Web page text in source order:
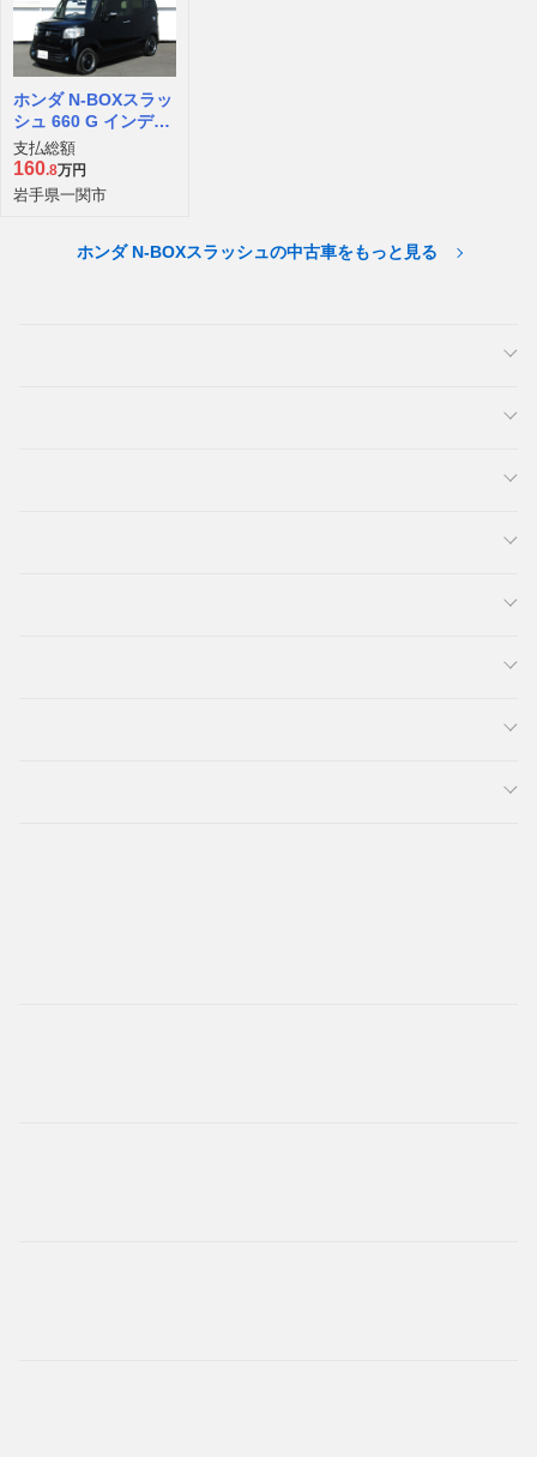
ホンダ N-BOXスラッ
シュ 660 G インディ
ロックスタイル 4WD
支払総額
160.8万円
岩手県一関市
ホンダ N-BOXスラッシュの中古車をもっと見る